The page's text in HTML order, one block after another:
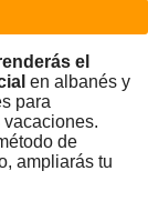
el
en albanés y
para
de
ampliarás tu